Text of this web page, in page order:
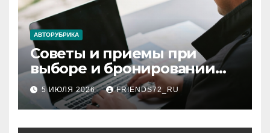
АВТОРУБРИКА
Советы и приемы при
выборе и бронировании
авиабилетов
5 ИЮЛЯ 2026 FRIENDS72_RU